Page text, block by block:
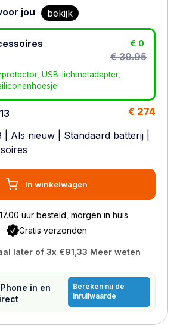
jou bekijk
€ 0
€ 39.95
USB-lichtnetadapter,
€ 274
Als nieuw Standaard batterij
In winkelwagen
uur besteld, morgen in huis
Gratis verzonden
later of 3x €91,33 Meer weten
in en
Bereken nu de
inruilwaarde